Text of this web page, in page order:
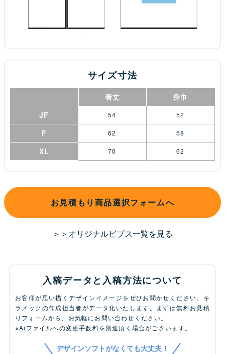
サイズ寸法
着丈
身巾
JF
54 52
F 62 58
XL 70 62
お見積もり商品選択フォームへ
＞＞オリジナルビブス一覧を見る
入稿データと入稿方法について
お客様が思い描くデザインイメージをぜひお聞かせください。キ
ラメックの作成担当者がデータ化いたします。まずは無料お見積
りフォームから、お気軽にお問い合わせください。
※Aiファイルへの変更手数料を別途頂く場合がございます。
デザインソフトがなくても大丈夫！